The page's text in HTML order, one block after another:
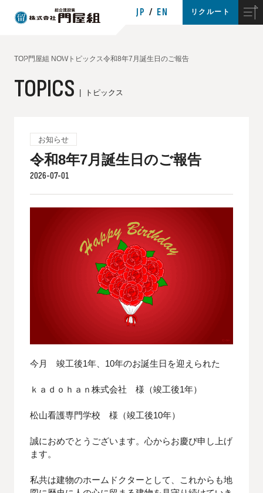
JP EN リクルート
TOP門屋組 NOWトピックス令和8年7月誕生日のご報告
TOPICS トピックス
お知らせ
令和8年7月誕生日のご報告
2026-07-01
今月 竣工後1年、10年のお誕生日を迎えられた
ｋａｄｏｈａｎ株式会社 様（竣工後1年）
松山看護専門学校 様（竣工後10年）
誠におめでとうございます。心からお慶び申し上げ
ます。
私共は建物のホームドクターとして、これからも地